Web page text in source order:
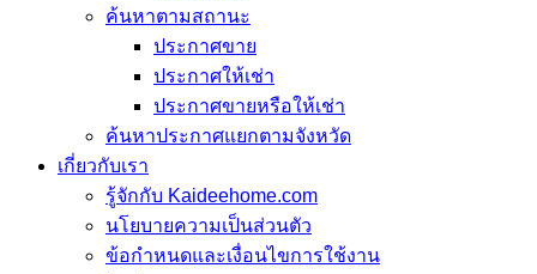
ค้นหาตามสถานะ
ประกาศขาย
ประกาศให้เช่า
ประกาศขายหรือให้เช่า
ค้นหาประกาศแยกตามจังหวัด
เกี่ยวกับเรา
รู้จักกับ Kaideehome.com
นโยบายความเป็นส่วนตัว
ข้อกำหนดและเงื่อนไขการใช้งาน